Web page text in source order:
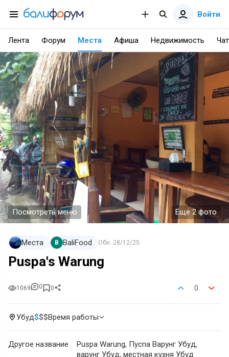
Войти
Лента Форум Места Афиша Недвижимость Чат
Посмотреть меню Еще 2 фото
Места B BaliFood Обн. 28/12/25
Puspa's Warung
1069 0 0 0
Убуд$$$Время работы
Другое название
Puspa Warung, Пуспа Варунг Убуд,
варунг Убуд, местная кухня Убуд